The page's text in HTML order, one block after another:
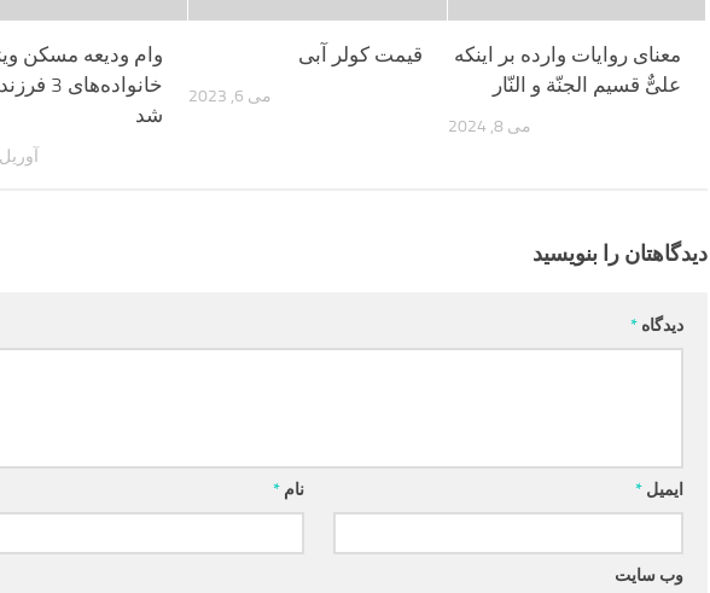
وام ودیعه مسکن
خانواده‌های
شد
آوریل 21, 2022
قیمت کولر آبی
می 6, 2023
معناى روایات وارده بر اینکه
علىٌّ قسیم الجنّة و النّار
می 8, 2024
دیدگاهتان را بنویسید
دیدگاه *
نام* ایمیل *
وب‌ سایت